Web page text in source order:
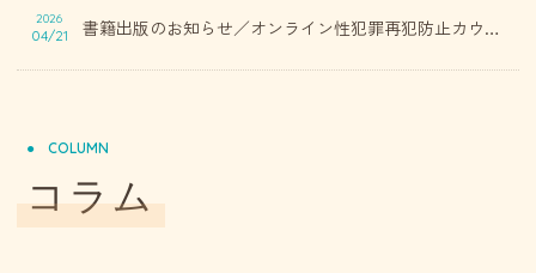
2026
04/21 書籍出版のお知らせ／オンライン性犯罪再犯防止カウンセリングセンター
COLUMN
コラム